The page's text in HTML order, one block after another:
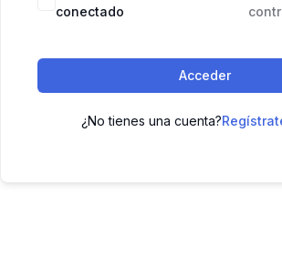
conectado
Acceder
¿No tienes una cuenta?